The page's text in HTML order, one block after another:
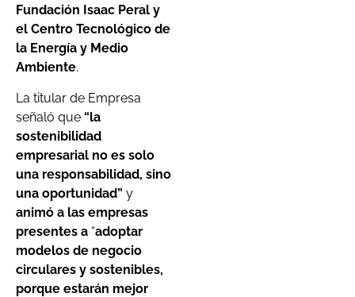
Fundación Isaac Peral y
el Centro Tecnológico de
la Energía y Medio
Ambiente.
La titular de Empresa
señaló que “la
sostenibilidad
empresarial no es solo
una responsabilidad, sino
una oportunidad” y
animó a las empresas
presentes a “adoptar
modelos de negocio
circulares y sostenibles,
porque estarán mejor